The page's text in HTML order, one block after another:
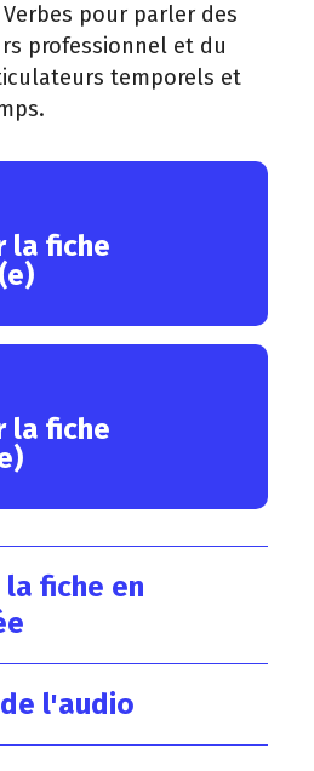
Verbes pour parler des
professionnel et du
temporels et
la fiche
la fiche
fiche en
l'audio